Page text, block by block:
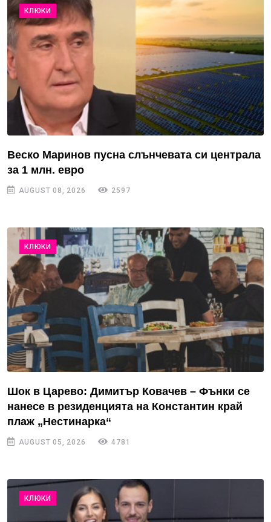
КЛЮКИ
Веско Маринов пусна слънчевата си централа
за 1 млн. евро
AUGUST 08, 2026 2597
КЛЮКИ
Шок в Царево: Димитър Ковачев – Фънки се
нанесе в резиденцията на Константин край
плаж „Нестинарка“
AUGUST 05, 2026 4781
КЛЮКИ